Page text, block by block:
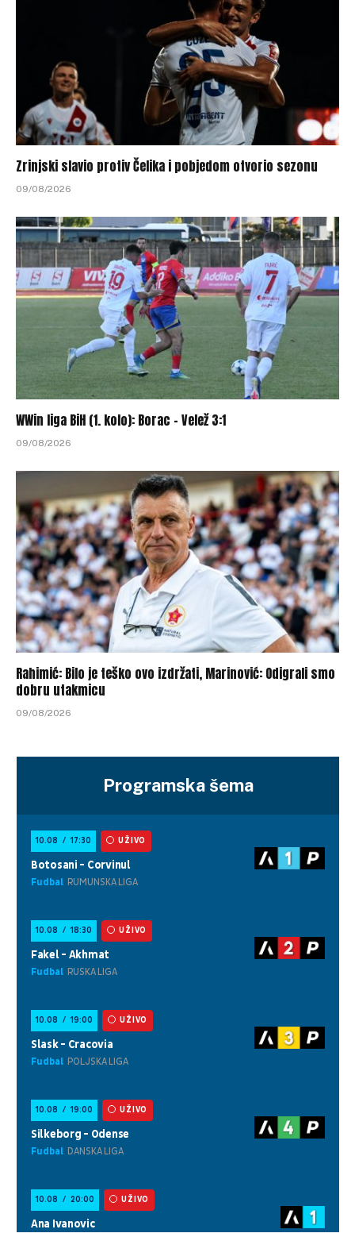
Zrinjski slavio protiv Čelika i pobjedom otvorio sezonu
09/08/2026
WWin liga BiH (1. kolo): Borac – Velež 3:1
09/08/2026
Rahimić: Bilo je teško ovo izdržati, Marinović: Odigrali smo
dobru utakmicu
09/08/2026
Programska šema